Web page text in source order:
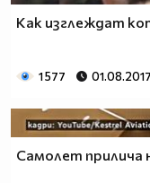
Как изглеждат
1 577 01.08.2017
Самолет прилича